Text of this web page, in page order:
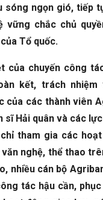
sóng ngọn gió, tiếp
vững chắc chủ
Tổ quốc.
của chuyến công
kết, trách nhiệm
của các thành viên
sĩ Hải quân và các
tham gia các
văn nghệ, thể thao
nhiều cán bộ
tác hậu cần,